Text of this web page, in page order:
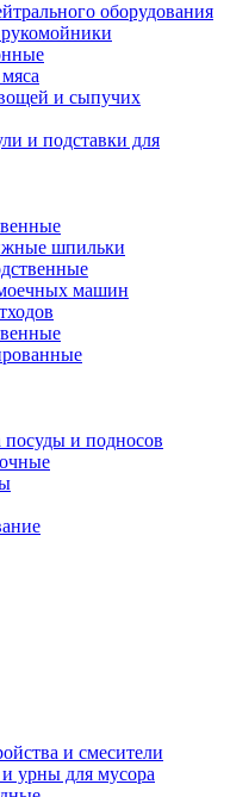
оборудования
и сыпучих
и подставки для
шпильки
машин
посуды и подносов
и смесители
урны для мусора